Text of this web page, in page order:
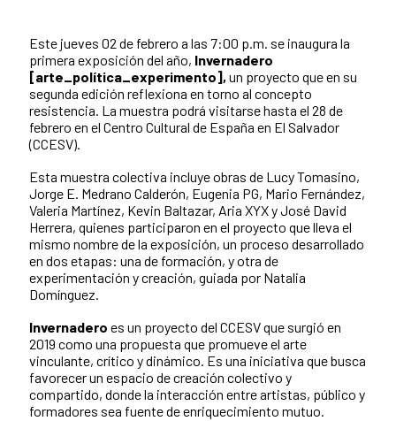
Este jueves 02 de febrero a las 7:00 p.m. se inaugura la
primera exposición del año, Invernadero
[arte_política_experimento], un proyecto que en su
segunda edición reflexiona en torno al concepto
resistencia. La muestra podrá visitarse hasta el 28 de
febrero en el Centro Cultural de España en El Salvador
(CCESV).
Esta muestra colectiva incluye obras de Lucy Tomasino,
Jorge E. Medrano Calderón, Eugenia PG, Mario Fernández,
Valeria Martínez, Kevin Baltazar, Aria XYX y José David
Herrera, quienes participaron en el proyecto que lleva el
mismo nombre de la exposición, un proceso desarrollado
en dos etapas: una de formación, y otra de
experimentación y creación, guiada por Natalia
Domínguez.
Invernadero es un proyecto del CCESV que surgió en
2019 como una propuesta que promueve el arte
vinculante, crítico y dinámico. Es una iniciativa que busca
favorecer un espacio de creación colectivo y
compartido, donde la interacción entre artistas, público y
formadores sea fuente de enriquecimiento mutuo.